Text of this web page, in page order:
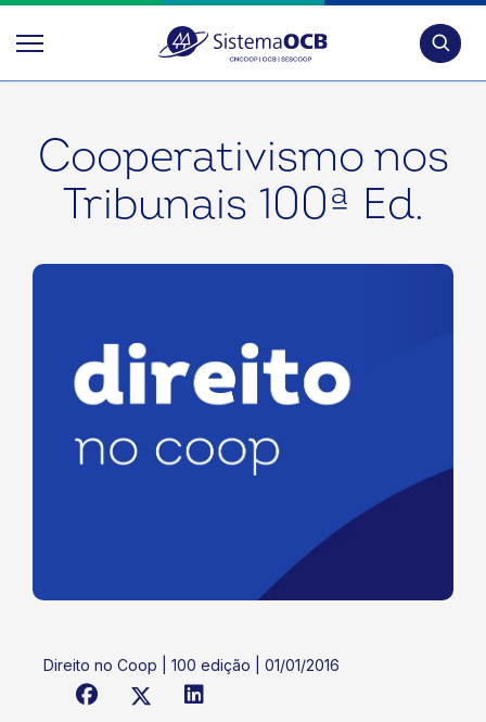
Cooperativismo nos
Tribunais 100ª Ed.
Direito no Coop | 100 edição | 01/01/2016